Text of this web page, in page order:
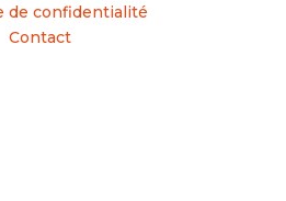
de confidentialité
Contact